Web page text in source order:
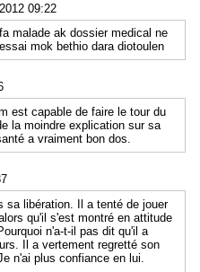
09:22
malade ak dossier medical ne
mok bethio dara diotoulen
est capable de faire le tour du
la moindre explication sur sa
a vraiment bon dos.
sa libération. Il a tenté de jouer
qu'il s'est montré en attitude
n'a-t-il pas dit qu'il a
Il a vertement regretté son
n'ai plus confiance en lui.